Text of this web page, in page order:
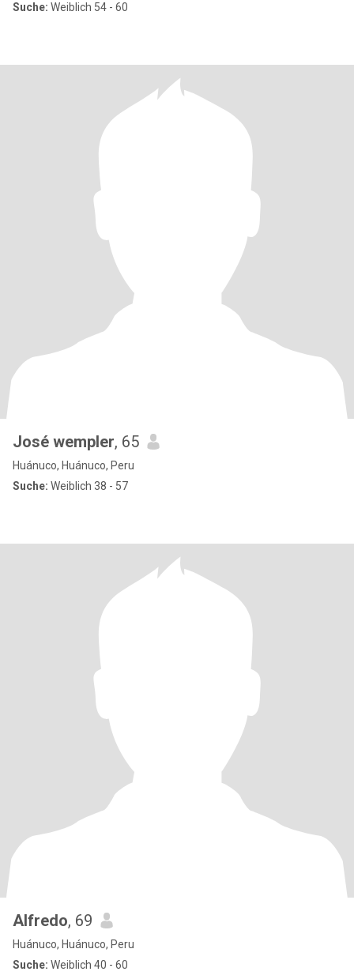
Suche: Weiblich 54 - 60
José wempler, 65
Huánuco, Huánuco, Peru
Suche: Weiblich 38 - 57
Alfredo, 69
Huánuco, Huánuco, Peru
Suche: Weiblich 40 - 60